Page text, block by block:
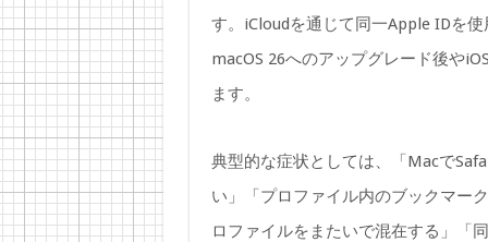
す。iCloudを通じて同一Apple IDを
macOS 26へのアップグレード後や
ます。
典型的な症状としては、「Macで
い」「プロファイル内のブックマー
ロファイルをまたいで混在する」「